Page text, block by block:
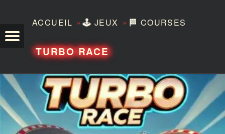
ACCUEIL »🕹️ JEUX » 🏁 COURSES
TURBO RACE